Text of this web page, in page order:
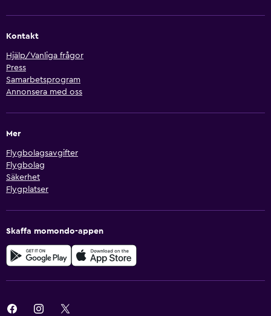
Kontakt
Hjälp/Vanliga frågor
Press
Samarbetsprogram
Annonsera med oss
Mer
Flygbolagsavgifter
Flygbolag
Säkerhet
Flygplatser
Skaffa momondo-appen